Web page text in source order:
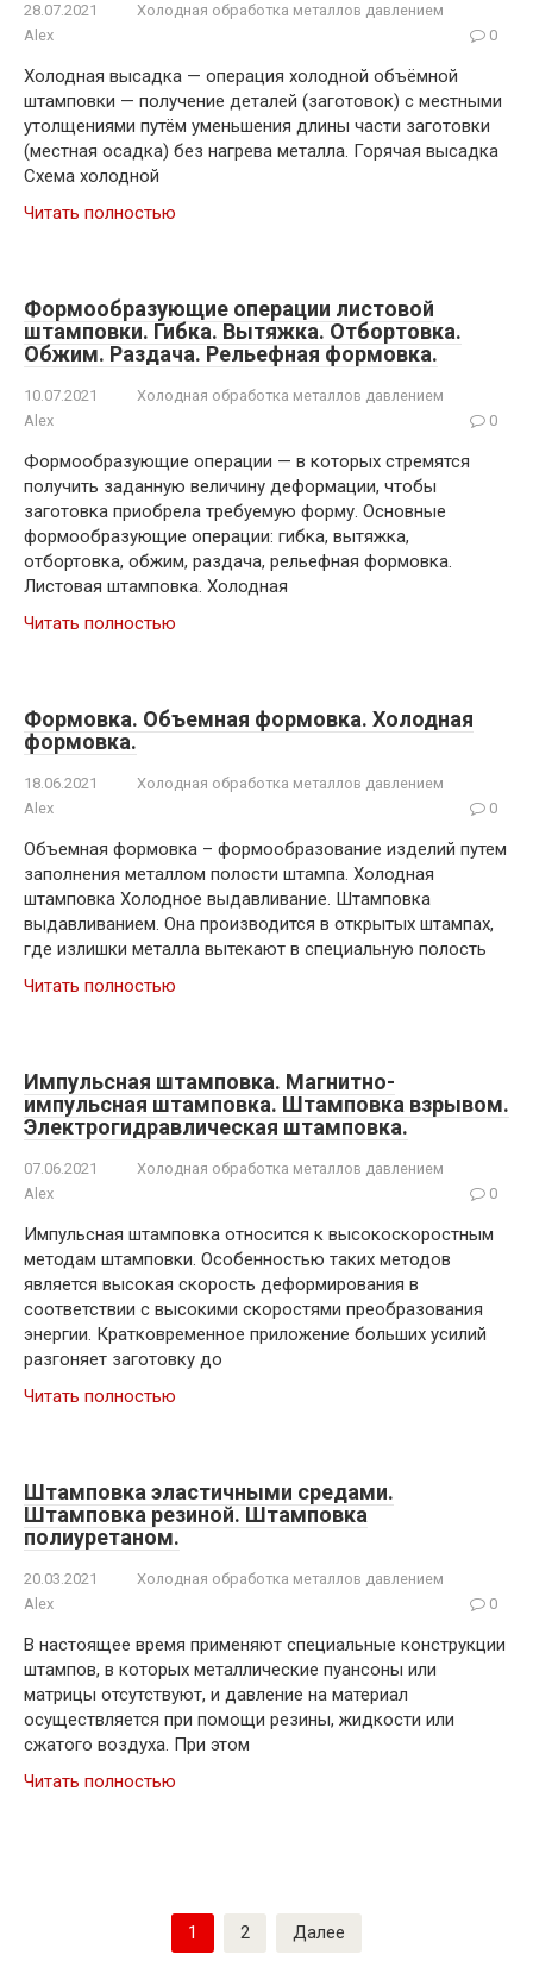
28.07.2021
Холодная обработка металлов давлением
Alex
0
Холодная высадка — операция холодной объёмной
штамповки — получение деталей (заготовок) с местными
утолщениями путём уменьшения длины части заготовки
(местная осадка) без нагрева металла. Горячая высадка
Схема холодной
Читать полностью
Формообразующие операции листовой
штамповки. Гибка. Вытяжка. Отбортовка.
Обжим. Раздача. Рельефная формовка.
10.07.2021
Холодная обработка металлов давлением
Alex
0
Формообразующие операции — в которых стремятся
получить заданную величину деформации, чтобы
заготовка приобрела требуемую форму. Основные
формообразующие операции: гибка, вытяжка,
отбортовка, обжим, раздача, рельефная формовка.
Листовая штамповка. Холодная
Читать полностью
Формовка. Объемная формовка. Холодная
формовка.
18.06.2021
Холодная обработка металлов давлением
Alex
0
Объемная формовка – формообразование изделий путем
заполнения металлом полости штампа. Холодная
штамповка Холодное выдавливание. Штамповка
выдавливанием. Она производится в открытых штампах,
где излишки металла вытекают в специальную полость
Читать полностью
Импульсная штамповка. Магнитно-
импульсная штамповка. Штамповка взрывом.
Электрогидравлическая штамповка.
07.06.2021
Холодная обработка металлов давлением
Alex
0
Импульсная штамповка относится к высокоскоростным
методам штамповки. Особенностью таких методов
является высокая скорость деформирования в
соответствии с высокими скоростями преобразования
энергии. Кратковременное приложение больших усилий
разгоняет заготовку до
Читать полностью
Штамповка эластичными средами.
Штамповка резиной. Штамповка
полиуретаном.
20.03.2021
Холодная обработка металлов давлением
Alex
0
В настоящее время применяют специальные конструкции
штампов, в которых металлические пуансоны или
матрицы отсутствуют, и давление на материал
осуществляется при помощи резины, жидкости или
сжатого воздуха. При этом
Читать полностью
1 2 Далее